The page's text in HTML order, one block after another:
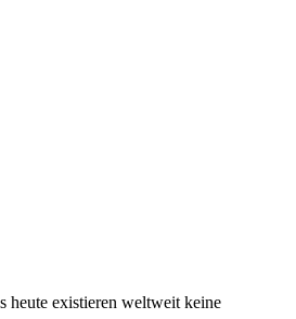
heute existieren weltweit keine